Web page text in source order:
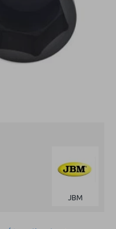
JBM